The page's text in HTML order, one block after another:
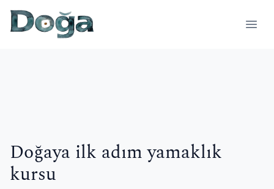
İçeriğe geç
Doğaya ilk adım yamaklık
kursu